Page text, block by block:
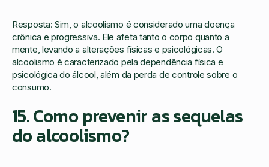
Resposta: Sim, o alcoolismo é considerado uma doença
crônica e progressiva. Ele afeta tanto o corpo quanto a
mente, levando a alterações físicas e psicológicas. O
alcoolismo é caracterizado pela dependência física e
psicológica do álcool, além da perda de controle sobre o
consumo.
15. Como prevenir as sequelas
do alcoolismo?